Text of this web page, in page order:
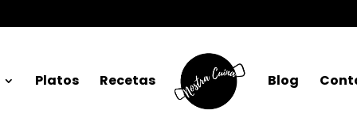
Platos Recetas Blog